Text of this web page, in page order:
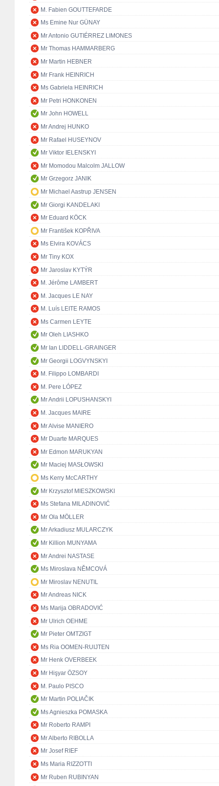
M. Fabien GOUTTEFARDE
Ms Emine Nur GÜNAY
Mr Antonio GUTIÉRREZ LIMONES
Mr Thomas HAMMARBERG
Mr Martin HEBNER
Mr Frank HEINRICH
Ms Gabriela HEINRICH
Mr Petri HONKONEN
Mr John HOWELL
Mr Andrej HUNKO
Mr Rafael HUSEYNOV
Mr Viktor IELENSKYI
Mr Momodou Malcolm JALLOW
Mr Grzegorz JANIK
Mr Michael Aastrup JENSEN
Mr Giorgi KANDELAKI
Mr Eduard KÖCK
Mr František KOPŘIVA
Ms Elvira KOVÁCS
Mr Tiny KOX
Mr Jaroslav KYTÝR
M. Jérôme LAMBERT
M. Jacques LE NAY
M. Luís LEITE RAMOS
Ms Carmen LEYTE
Mr Oleh LIASHKO
Mr Ian LIDDELL-GRAINGER
Mr Georgii LOGVYNSKYI
M. Filippo LOMBARDI
M. Pere LÓPEZ
Mr Andrii LOPUSHANSKYI
M. Jacques MAIRE
Mr Alvise MANIERO
Mr Duarte MARQUES
Mr Edmon MARUKYAN
Mr Maciej MASŁOWSKI
Ms Kerry McCARTHY
Mr Krzysztof MIESZKOWSKI
Ms Stefana MILADINOVIĆ
Mr Ola MÖLLER
Mr Arkadiusz MULARCZYK
Mr Killion MUNYAMA
Mr Andrei NASTASE
Ms Miroslava NĚMCOVÁ
Mr Miroslav NENUTIL
Mr Andreas NICK
Ms Marija OBRADOVIĆ
Mr Ulrich OEHME
Mr Pieter OMTZIGT
Ms Ria OOMEN-RUIJTEN
Mr Henk OVERBEEK
Mr Hişyar ÖZSOY
M. Paulo PISCO
Mr Martin POLIAČIK
Ms Agnieszka POMASKA
Mr Roberto RAMPI
Mr Alberto RIBOLLA
Mr Josef RIEF
Ms Maria RIZZOTTI
Mr Ruben RUBINYAN